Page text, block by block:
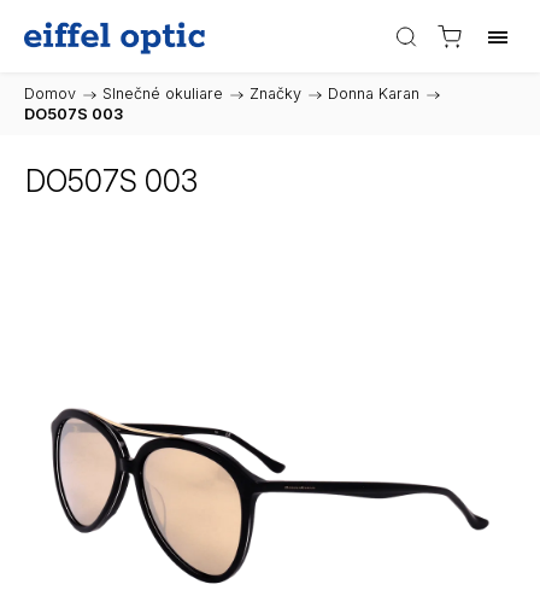
Domov / Slnečné okuliare / Značky / Donna Karan /
DO507S 003
DO507S 003